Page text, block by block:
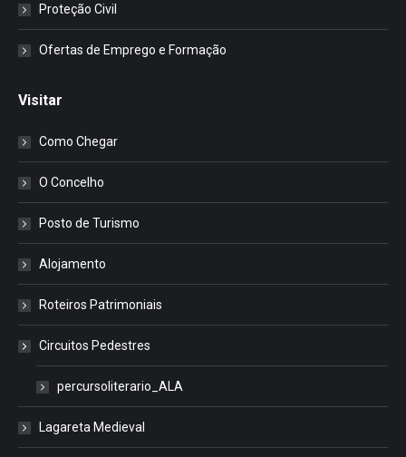
Proteção Civil
Ofertas de Emprego e Formação
Visitar
Como Chegar
O Concelho
Posto de Turismo
Alojamento
Roteiros Patrimoniais
Circuitos Pedestres
percursoliterario_ALA
Lagareta Medieval